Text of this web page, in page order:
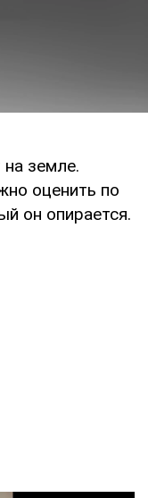
земле.
оценить по
он опирается.